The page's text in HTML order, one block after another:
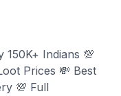
Indians 💯
Prices 💸 Best
💯 Full